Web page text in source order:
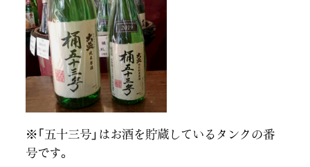
※「五十三号」はお酒を貯蔵しているタンクの番
号です。